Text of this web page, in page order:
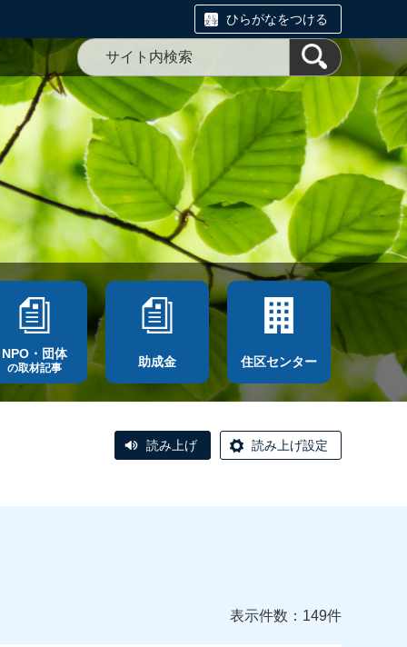
ひらがなをつける
NPO・団体
の取材記事 助成金 住区センター
読み上げ 読み上げ設定
表示件数：149件